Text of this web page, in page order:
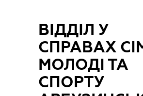
ВІДДІЛ У
СПРАВАХ
МОЛОДІ ТА
СПОРТУ